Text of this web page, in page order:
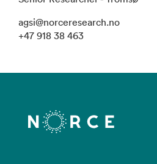
agsi@norceresearch.no
+47 918 38 463